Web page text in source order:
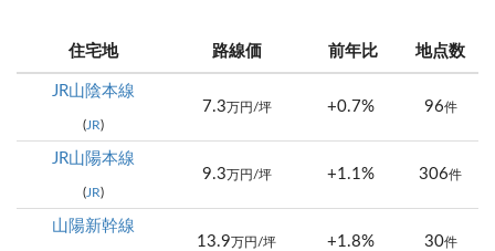
住宅地 路線価 前年比 地点数
JR山陰本線
(JR)
7.3万円/坪 +0.7% 96件
JR山陽本線
(JR)
9.3万円/坪 +1.1% 306件
山陽新幹線
13.9万円/坪 +1.8% 30件